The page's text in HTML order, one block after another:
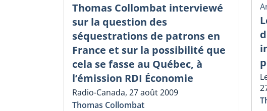
Thomas Collombat interviewé
sur la question des
séquestrations de patrons en
France et sur la possibilité que
cela se fasse au Québec, à
l’émission RDI Économie
Radio-Canada, 27 août 2009
Thomas Collombat